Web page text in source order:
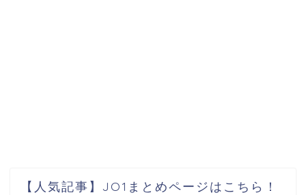
【人気記事】JO1まとめページはこちら！